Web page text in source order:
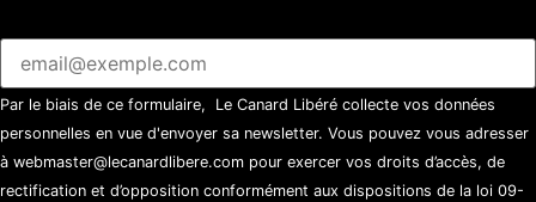
Par le biais de ce formulaire, Le Canard Libéré collecte vos données
personnelles en vue d'envoyer sa newsletter. Vous pouvez vous adresser
à webmaster@lecanardlibere.com pour exercer vos droits d’accès, de
rectification et d’opposition conformément aux dispositions de la loi 09-